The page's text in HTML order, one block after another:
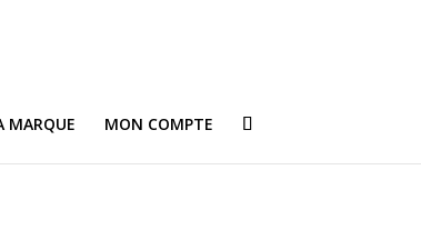
MARQUE MON COMPTE